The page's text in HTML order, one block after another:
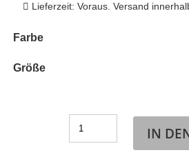
Lieferzeit: Voraus. Versand
Farbe
Größe
IN